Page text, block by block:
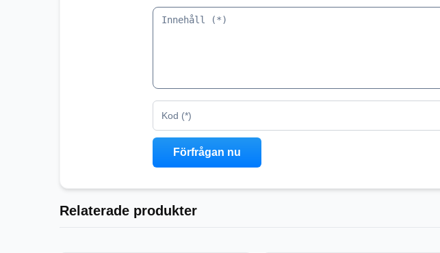
Relaterade produkter